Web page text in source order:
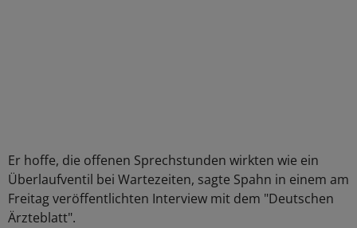
Er hoffe, die offenen Sprechstunden wirkten wie ein
Überlaufventil bei Wartezeiten, sagte Spahn in einem am
Freitag veröffentlichten Interview mit dem "Deutschen
Ärzteblatt".